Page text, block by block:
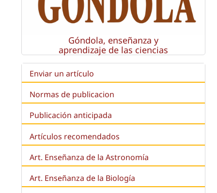
Góndola, enseñanza y
aprendizaje de las ciencias
Enviar un artículo
Normas de publicacion
Publicación anticipada
Artículos recomendados
Art. Enseñanza de la Astronomía
Art. Enseñanza de la Biología